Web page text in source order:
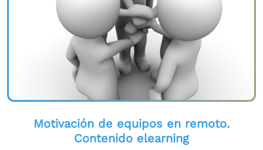
Motivación de equipos en remoto.
Contenido elearning